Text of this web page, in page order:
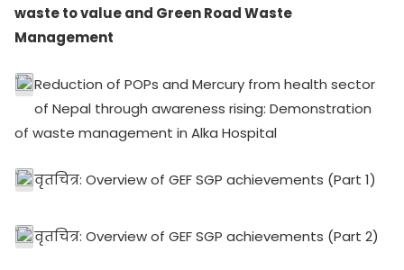
waste to value and Green Road Waste
Management
Reduction of POPs and Mercury from health sector
of Nepal through awareness rising: Demonstration
of waste management in Alka Hospital
वृतचित्र: Overview of GEF SGP achievements (Part 1)
वृतचित्र: Overview of GEF SGP achievements (Part 2)